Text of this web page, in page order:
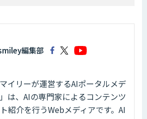
編集部
イリーが運営するAIポータルメデ
は、AIの専門家によるコンテンツ
紹介を行うWebメディアです。AI